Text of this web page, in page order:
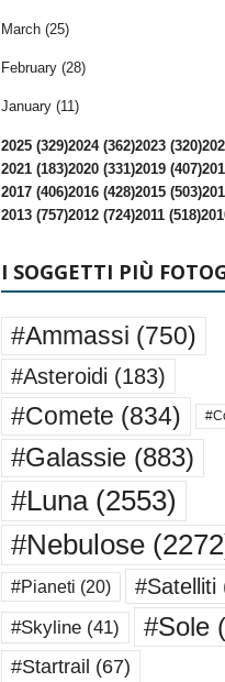
March (25)
February (28)
January (11)
2025 (329)2024 (362)2023 (320)
2021 (183)2020 (331)2019 (407)
2017 (406)2016 (428)2015 (503)
2013 (757)2012 (724)2011 (518)
I SOGGETTI PIÙ
#Ammassi (750)
#Asteroidi (183)
#Comete (834)
#Galassie(883)
#Luna(2553)
#Nebulose
#Pianeti (20) #Satelliti
#Skyline(41) #Sole
#Startrail (67)